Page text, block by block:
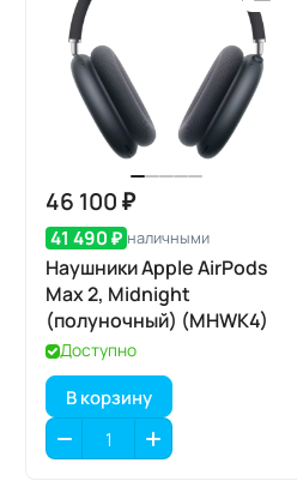
46 100 ₽
41 490 ₽ наличными
Наушники Apple AirPods
Max 2, Midnight
(полуночный) (MHWK4)
Доступно
В корзину